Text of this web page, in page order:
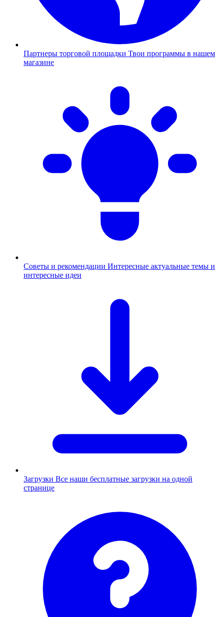
Партнеры торговой площадки Твои программы в нашем
магазине
Советы и рекомендации Интересные актуальные темы и
интересные идеи
Загрузки Все наши бесплатные загрузки на одной
странице